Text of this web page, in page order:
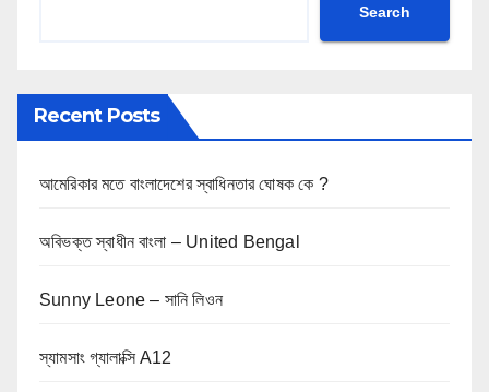
Search
Recent Posts
আমেরিকার মতে বাংলাদেশের স্বাধিনতার ঘোষক কে ?
অবিভক্ত স্বাধীন বাংলা – United Bengal
Sunny Leone – সানি লিওন
স্যামসাং গ্যালাক্সি A12